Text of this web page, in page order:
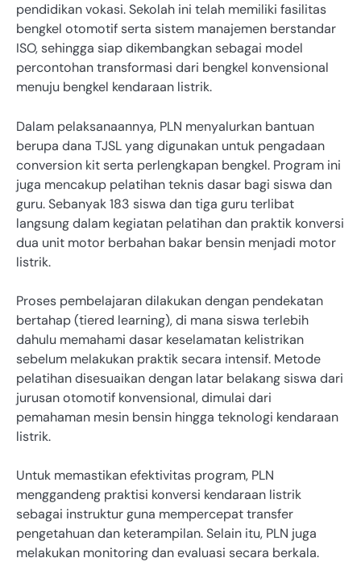
pendidikan vokasi. Sekolah ini telah memiliki fasilitas
bengkel otomotif serta sistem manajemen berstandar
ISO, sehingga siap dikembangkan sebagai model
percontohan transformasi dari bengkel konvensional
menuju bengkel kendaraan listrik.
Dalam pelaksanaannya, PLN menyalurkan bantuan
berupa dana TJSL yang digunakan untuk pengadaan
conversion kit serta perlengkapan bengkel. Program ini
juga mencakup pelatihan teknis dasar bagi siswa dan
guru. Sebanyak 183 siswa dan tiga guru terlibat
langsung dalam kegiatan pelatihan dan praktik konversi
dua unit motor berbahan bakar bensin menjadi motor
listrik.
Proses pembelajaran dilakukan dengan pendekatan
bertahap (tiered learning), di mana siswa terlebih
dahulu memahami dasar keselamatan kelistrikan
sebelum melakukan praktik secara intensif. Metode
pelatihan disesuaikan dengan latar belakang siswa dari
jurusan otomotif konvensional, dimulai dari
pemahaman mesin bensin hingga teknologi kendaraan
listrik.
Untuk memastikan efektivitas program, PLN
menggandeng praktisi konversi kendaraan listrik
sebagai instruktur guna mempercepat transfer
pengetahuan dan keterampilan. Selain itu, PLN juga
melakukan monitoring dan evaluasi secara berkala.